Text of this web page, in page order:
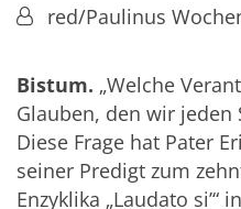
Von:red/Paulinus
Bistum. „Welche
Glauben, den wir jeden
Diese Frage hat Pater
seiner Predigt zum
Enzyklika „Laudato